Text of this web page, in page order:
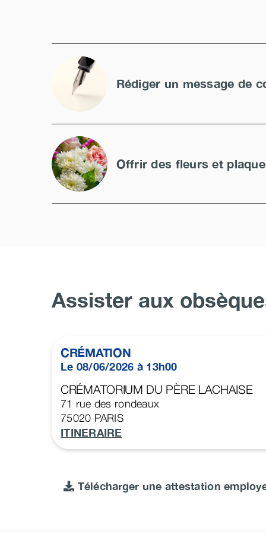
Rédiger un message de
Offrir des fleurs et
Assister aux
CRÉMATION
Le 08/06/2026 à 13h00
CRÉMATORIUM DU PÈRE LACHAISE
71 rue des rondeaux
75020 PARIS
ITINERAIRE
Télécharger une attestation